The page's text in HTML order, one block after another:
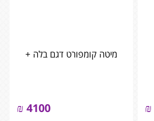
₪
מיטה קומפורט דגם בלה +
4100
₪